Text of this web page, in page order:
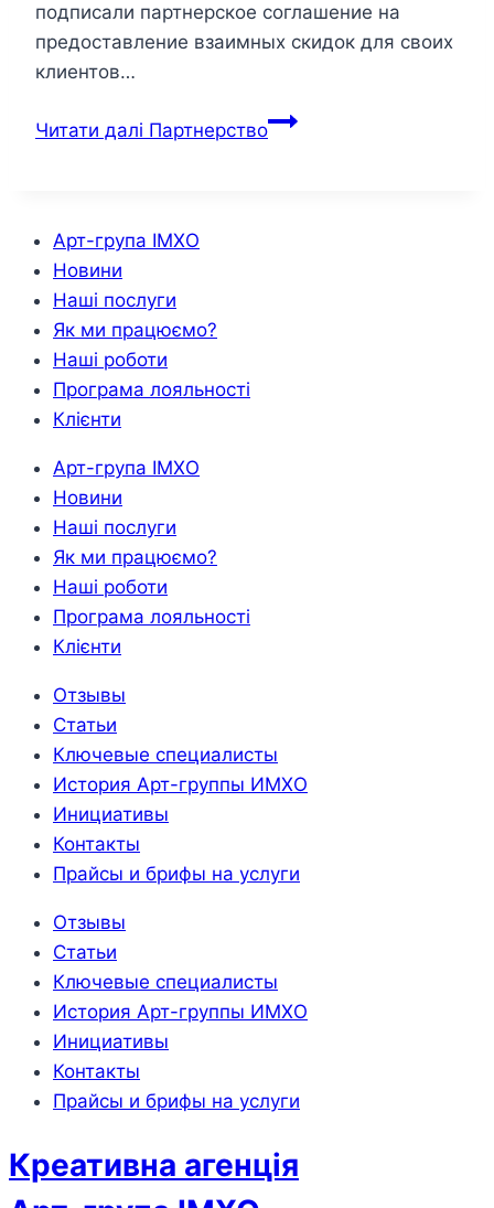
подписали партнерское соглашение на
предоставление взаимных скидок для своих
клиентов…
Читати далі Партнерство
Арт-група ІМХО
Новини
Наші послуги
Як ми працюємо?
Наші роботи
Програма лояльності
Клієнти
Арт-група ІМХО
Новини
Наші послуги
Як ми працюємо?
Наші роботи
Програма лояльності
Клієнти
Отзывы
Статьи
Ключевые специалисты
История Арт-группы ИМХО
Инициативы
Контакты
Прайсы и брифы на услуги
Отзывы
Статьи
Ключевые специалисты
История Арт-группы ИМХО
Инициативы
Контакты
Прайсы и брифы на услуги
Креативна агенція